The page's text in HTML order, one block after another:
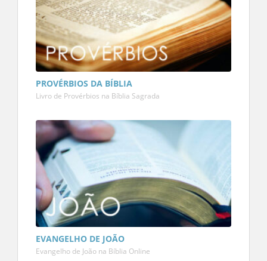
PROVÉRBIOS DA BÍBLIA
Livro de Provérbios na Bíblia Sagrada
EVANGELHO DE JOÃO
Evangelho de João na Bíblia Online